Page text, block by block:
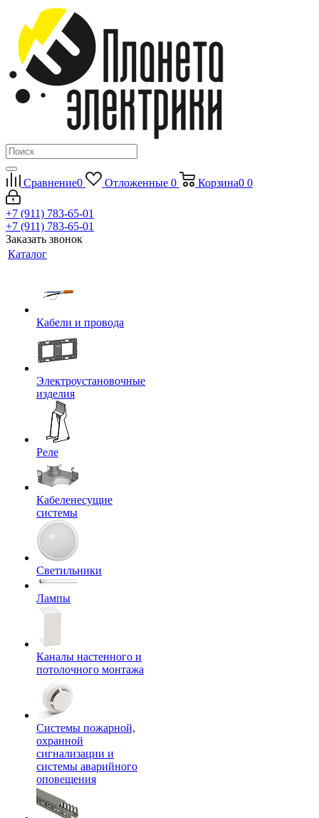
Сравнение0 Отложенные 0 Корзина0 0
+7 (911) 783-65-01
+7 (911) 783-65-01
Заказать звонок
Каталог
Кабели и провода
Электроустановочные
изделия
Реле
Кабеленесущие
системы
Светильники
Лампы
Каналы настенного и
потолочного монтажа
Системы пожарной,
охранной
сигнализации и
системы аварийного
оповещения